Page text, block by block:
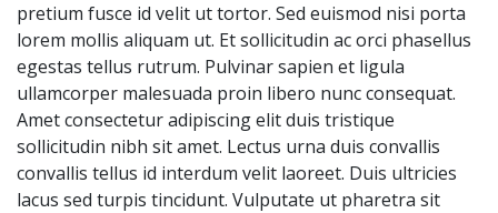
pretium fusce id velit ut tortor. Sed euismod nisi porta
lorem mollis aliquam ut. Et sollicitudin ac orci phasellus
egestas tellus rutrum. Pulvinar sapien et ligula
ullamcorper malesuada proin libero nunc consequat.
Amet consectetur adipiscing elit duis tristique
sollicitudin nibh sit amet. Lectus urna duis convallis
convallis tellus id interdum velit laoreet. Duis ultricies
lacus sed turpis tincidunt. Vulputate ut pharetra sit